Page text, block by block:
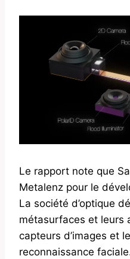
Le rapport note que
Metalenz pour le
La société d’optique
métasurfaces et leurs
capteurs d’images et
reconnaissance